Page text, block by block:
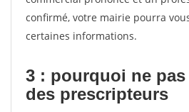
confirmé, votre mairie pourra
certaines informations.
3 : pourquoi ne
des prescripteurs